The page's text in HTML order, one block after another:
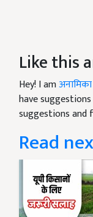
Like this
Hey! I amअनामिका
have
suggestions and
Read